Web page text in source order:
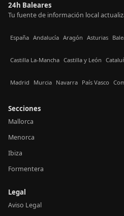
24h Baleares
Tu fuente de información local
España Andalucía Aragón Asturias
Castilla La-Mancha Castilla y León
Madrid Murcia Navarra País Vasco
Secciones
Mallorca
Menorca
Ibiza
Formentera
Legal
Aviso Legal